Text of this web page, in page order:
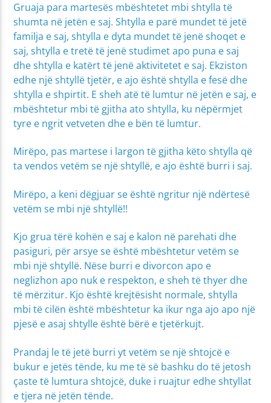
Gruaja para martesës mbështetet mbi shtylla të
shumta në jetën e saj. Shtylla e parë mundet të jetë
familja e saj, shtylla e dyta mundet të jenë shoqet e
saj, shtylla e tretë të jenë studimet apo puna e saj
dhe shtylla e katërt të jenë aktivitetet e saj. Ekziston
edhe një shtyllë tjetër, e ajo është shtylla e fesë dhe
shtylla e shpirtit. E sheh atë të lumtur në jetën e saj, e
mbështetur mbi të gjitha ato shtylla, ku nëpërmjet
tyre e ngrit vetveten dhe e bën të lumtur.
Mirëpo, pas martese i largon të gjitha këto shtylla që
ta vendos vetëm se një shtyllë, e ajo është burri i saj.
Mirëpo, a keni dëgjuar se është ngritur një ndërtesë
vetëm se mbi një shtyllë!!
Kjo grua tërë kohën e saj e kalon në parehati dhe
pasiguri, për arsye se është mbështetur vetëm se
mbi një shtyllë. Nëse burri e divorcon apo e
neglizhon apo nuk e respekton, e sheh të thyer dhe
të mërzitur. Kjo është krejtësisht normale, shtylla
mbi të cilën është mbështetur ka ikur nga ajo apo një
pjesë e asaj shtylle është bërë e tjetërkujt.
Prandaj le të jetë burri yt vetëm se një shtojcë e
bukur e jetës tënde, ku me të së bashku do të jetosh
çaste të lumtura shtojcë, duke i ruajtur edhe shtyllat
e tjera në jetën tënde.